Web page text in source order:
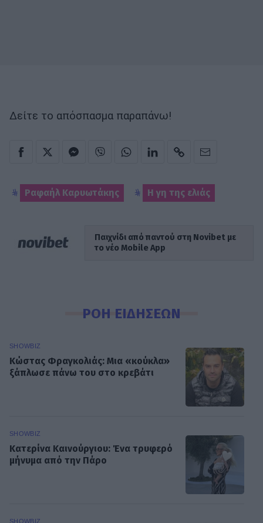
Δείτε το απόσπασμα παραπάνω!
Ραφαήλ Καρυωτάκης Η γη της ελιάς
Παιχνίδι από παντού στη Novibet με
το νέο Mobile App
ΡΟΗ ΕΙΔΗΣΕΩΝ
SHOWBIZ
Κώστας Φραγκολιάς: Μια «κούκλα»
ξάπλωσε πάνω του στο κρεβάτι
SHOWBIZ
Κατερίνα Καινούργιου: Ένα τρυφερό
μήνυμα από την Πάρο
SHOWBIZ